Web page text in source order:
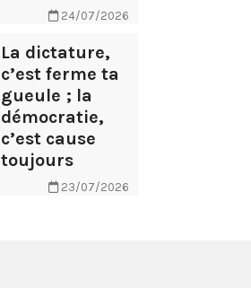
24/07/2026
La dictature,
c’est ferme ta
gueule ; la
démocratie,
c’est cause
toujours
23/07/2026